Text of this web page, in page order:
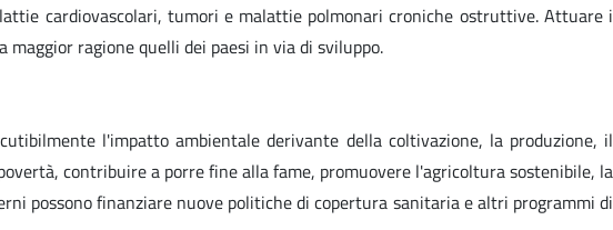
cardiovascolari, tumori e malattie polmonari croniche ostruttive. Attuare i
ragione quelli dei paesi in via di sviluppo.
l'impatto ambientale derivante della coltivazione, la produzione, il
contribuire a porre fine alla fame, promuovere l'agricoltura sostenibile, la
possono finanziare nuove politiche di copertura sanitaria e altri programmi di